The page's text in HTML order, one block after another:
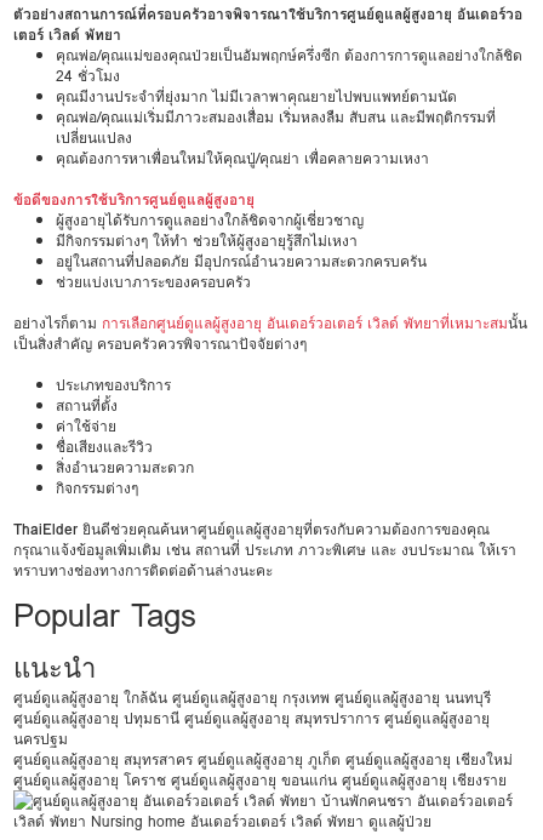
ตัวอย่างสถานการณ์ที่ครอบครัวอาจพิจารณาใช้บริการศูนย์ดูแลผู้สูงอายุ อันเดอร์วอ
เตอร์ เวิลด์ พัทยา
คุณพ่อ/คุณแม่ของคุณป่วยเป็นอัมพฤกษ์ครึ่งซีก ต้องการการดูแลอย่างใกล้ชิด
24 ชั่วโมง
คุณมีงานประจำที่ยุ่งมาก ไม่มีเวลาพาคุณยายไปพบแพทย์ตามนัด
คุณพ่อ/คุณแม่เริ่มมีภาวะสมองเสื่อม เริ่มหลงลืม สับสน และมีพฤติกรรมที่
เปลี่ยนแปลง
คุณต้องการหาเพื่อนใหม่ให้คุณปู่/คุณย่า เพื่อคลายความเหงา
ข้อดีของการใช้บริการศูนย์ดูแลผู้สูงอายุ
ผู้สูงอายุได้รับการดูแลอย่างใกล้ชิดจากผู้เชี่ยวชาญ
มีกิจกรรมต่างๆ ให้ทำ ช่วยให้ผู้สูงอายุรู้สึกไม่เหงา
อยู่ในสถานที่ปลอดภัย มีอุปกรณ์อำนวยความสะดวกครบครัน
ช่วยแบ่งเบาภาระของครอบครัว
อย่างไรก็ตาม การเลือกศูนย์ดูแลผู้สูงอายุ อันเดอร์วอเตอร์ เวิลด์ พัทยาที่เหมาะสมนั้น
เป็นสิ่งสำคัญ ครอบครัวควรพิจารณาปัจจัยต่างๆ
ประเภทของบริการ
สถานที่ตั้ง
ค่าใช้จ่าย
ชื่อเสียงและรีวิว
สิ่งอำนวยความสะดวก
กิจกรรมต่างๆ
ThaiElder ยินดีช่วยคุณค้นหาศูนย์ดูแลผู้สูงอายุที่ตรงกับความต้องการของคุณ
กรุณาแจ้งข้อมูลเพิ่มเติม เช่น สถานที่ ประเภท ภาวะพิเศษ และ งบประมาณ ให้เรา
ทราบทางช่องทางการติดต่อด้านล่างนะคะ
Popular Tags
แนะนำ
ศูนย์ดูแลผู้สูงอายุ ใกล้ฉัน ศูนย์ดูแลผู้สูงอายุ กรุงเทพ ศูนย์ดูแลผู้สูงอายุ นนทบุรี
ศูนย์ดูแลผู้สูงอายุ ปทุมธานี ศูนย์ดูแลผู้สูงอายุ สมุทรปราการ ศูนย์ดูแลผู้สูงอายุ
นครปฐม
ศูนย์ดูแลผู้สูงอายุ สมุทรสาคร ศูนย์ดูแลผู้สูงอายุ ภูเก็ต ศูนย์ดูแลผู้สูงอายุ เชียงใหม่
ศูนย์ดูแลผู้สูงอายุ โคราช ศูนย์ดูแลผู้สูงอายุ ขอนแก่น ศูนย์ดูแลผู้สูงอายุ เชียงราย